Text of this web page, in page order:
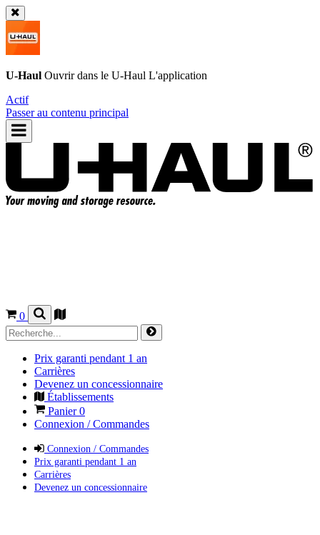
U-Haul Ouvrir dans le U-Haul L'application
Actif
Passer au contenu principal
0
Prix garanti pendant 1 an
Carrières
Devenez un concessionnaire
Établissements
Panier0
Connexion / Commandes
Connexion / Commandes
Prix garanti pendant 1 an
Carrières
Devenez un concessionnaire